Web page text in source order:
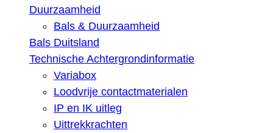
Duurzaamheid
Bals & Duurzaamheid
Bals Duitsland
Technische Achtergrondinformatie
Variabox
Loodvrije contactmaterialen
IP en IK uitleg
Uittrekkrachten